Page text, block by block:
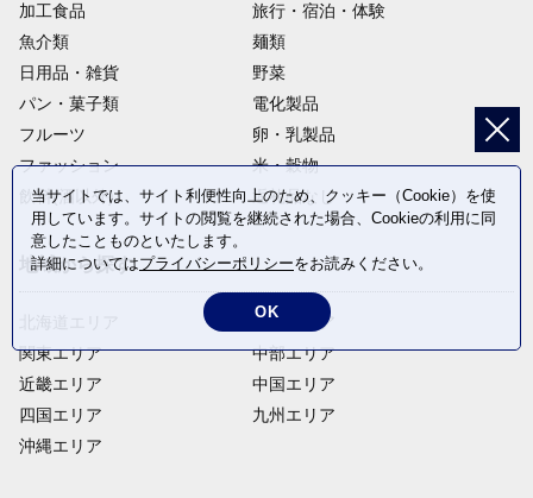
加工食品
旅行・宿泊・体験
魚介類
麺類
日用品・雑貨
野菜
パン・菓子類
電化製品
フルーツ
卵・乳製品
ファッション
米・穀物
飲料(酒以外)
返礼品なし
地域から探す
関東エリア
近畿エリア
四国エリア
沖縄エリア
東北エリア
中部エリア
中国エリア
九州エリア
当サイトでは、サイト利便性向上のため、クッキー（Cookie）を使
用しています。サイトの閲覧を継続された場合、Cookieの利用に同
意したことものといたします。
詳細についてはプライバシーポリシーをお読みください。
OK